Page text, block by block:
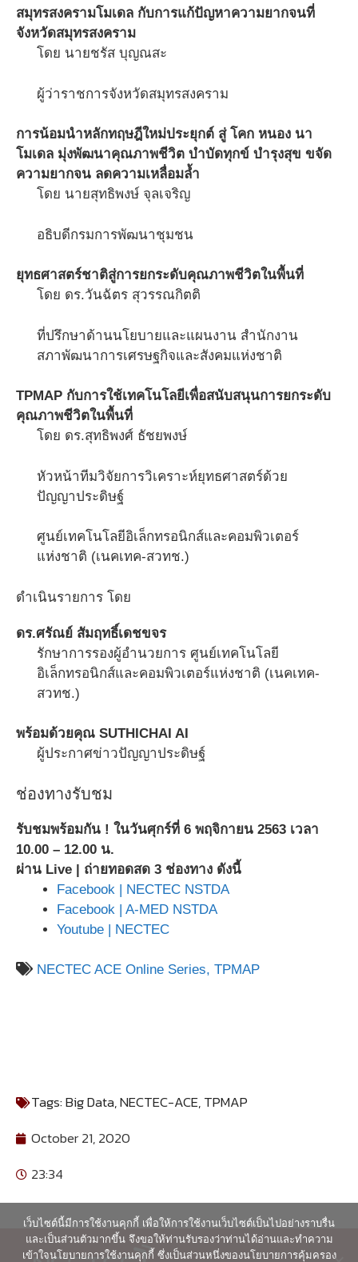
สมุทรสงครามโมเดล กับการแก้ปัญหาความยากจนที่
จังหวัดสมุทรสงคราม
โดย นายชรัส บุญณสะ
ผู้ว่าราชการจังหวัดสมุทรสงคราม
การน้อมนำหลักทฤษฎีใหม่ประยุกต์ สู่ โคก หนอง นา
โมเดล มุ่งพัฒนาคุณภาพชีวิต บำบัดทุกข์ บำรุงสุข ขจัด
ความยากจน ลดความเหลื่อมล้ำ
โดย นายสุทธิพงษ์ จุลเจริญ
อธิบดีกรมการพัฒนาชุมชน
ยุทธศาสตร์ชาติสู่การยกระดับคุณภาพชีวิตในพื้นที่
โดย ดร.วันฉัตร สุวรรณกิตติ
ที่ปรึกษาด้านนโยบายและแผนงาน สำนักงาน
สภาพัฒนาการเศรษฐกิจและสังคมแห่งชาติ
TPMAP กับการใช้เทคโนโลยีเพื่อสนับสนุนการยกระดับ
คุณภาพชีวิตในพื้นที่
โดย ดร.สุทธิพงศ์ ธัชยพงษ์
หัวหน้าทีมวิจัยการวิเคราะห์ยุทธศาสตร์ด้วย
ปัญญาประดิษฐ์
ศูนย์เทคโนโลยีอิเล็กทรอนิกส์และคอมพิวเตอร์
แห่งชาติ (เนคเทค-สวทช.)
ดำเนินรายการ โดย
ดร.ศรัณย์ สัมฤทธิ์เดชขจร
รักษาการรองผู้อำนวยการ ศูนย์เทคโนโลยี
อิเล็กทรอนิกส์และคอมพิวเตอร์แห่งชาติ (เนคเทค-
สวทช.)
พร้อมด้วยคุณ SUTHICHAI AI
ผู้ประกาศข่าวปัญญาประดิษฐ์
ช่องทางรับชม
รับชมพร้อมกัน ! ในวันศุกร์ที่ 6 พฤจิกายน 2563 เวลา
10.00 – 12.00 น.
ผ่าน Live | ถ่ายทอดสด 3 ช่องทาง ดังนี้
Facebook | NECTEC NSTDA
Facebook | A-MED NSTDA
Youtube | NECTEC
NECTEC ACE Online Series, TPMAP
Tags:Big Data,NECTEC-ACE,TPMAP
October 21, 2020
23:34
เว็บไซต์นี้มีการใช้งานคุกกี้ เพื่อให้การใช้งานเว็บไซต์เป็นไปอย่างราบรื่น
และเป็นส่วนตัวมากขึ้น จึงขอให้ท่านรับรองว่าท่านได้อ่านและทำความ
เข้าใจนโยบายการใช้งานคุกกี้ ซึ่งเป็นส่วนหนึ่งของนโยบายการคุ้มครอง